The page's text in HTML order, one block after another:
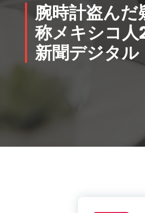
腕時計盗んだ
称メキシコ
新聞デジタル